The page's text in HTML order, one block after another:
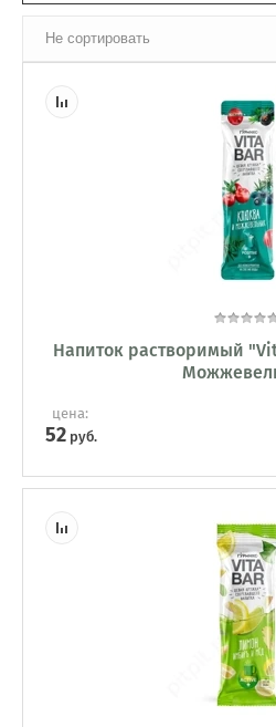
Не сортировать
Напиток растворимый
цена:
52 руб.